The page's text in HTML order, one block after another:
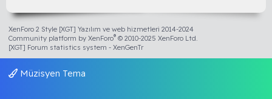
XenForo 2 Style [XGT] Yazılım ve web hizmetleri 2014-2024
Community platform by XenForo® © 2010-2025 XenForo Ltd.
[XGT] Forum statistics system - XenGenTr
Müzisyen Tema